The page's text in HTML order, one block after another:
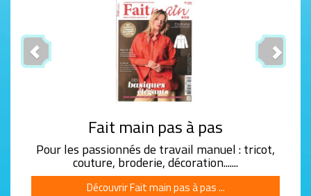
Fait main pas à pas
Pour les passionnés de travail manuel : tricot,
couture, broderie, décoration.......
Découvrir Fait main pas à pas ...